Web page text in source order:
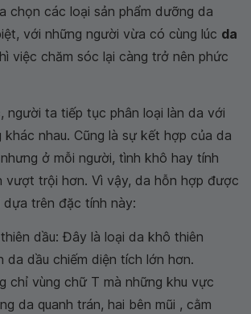
chọn các loại sản phẩm dưỡng da
với những người vừa có cùng lúc da
việc chăm sóc lại càng trở nên phức
người ta tiếp tục phân loại làn da với
nhau. Cũng là sự kết hợp của da
ở mỗi người, tình khô hay tính
vượt trội hơn. Vì vậy, da hỗn hợp được
dựa trên đặc tính này:
dầu: Đây là loại da khô thiên
da dầu chiếm diện tích lớn hơn.
chỉ vùng chữ T mà những khu vực
da quanh trán, hai bên mũi , cằm